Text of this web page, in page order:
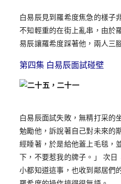
白易辰見到羅希度焦急的樣子
不知輕重的在街上亂串，由於
易辰讓羅希度踩著他，兩人三
第四集 白易辰面試碰壁
白易辰面試失敗， 無精打采的
勉勵他 ， 訴說著自己對未來的
經睡著， 於是給他蓋 上毛毯 ，
下 ， 不要惹我的牌子 。」 次 日
小都知道這事 ， 也收到 鄰居們